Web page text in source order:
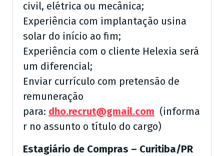
civil, elétrica ou mecânica;
Experiência com implantação usina
solar do início ao fim;
Experiência com o cliente Helexia será
um diferencial;
Enviar currículo com pretensão de
remuneração
para: dho.recrut@gmail.com (informa
r no assunto o título do cargo)
Estagiário de Compras – Curitiba/PR